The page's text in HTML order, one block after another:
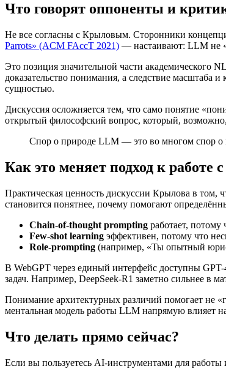
Что говорят оппоненты и
Не все согласны с Крыловым. Сторонники
Parrots» (ACM FAccT 2021) — настаивают: LLM не
Это позиция значительной части академического
доказательство понимания, а следствие масштаба
сущностью.
Дискуссия осложняется тем, что само понятие
открытый философский вопрос, который,
Спор о природе LLM — это во многом спор о
Как это меняет подход к работе
Практическая ценность дискуссии Крылова в том,
становится понятнее, почему помогают
Chain-of-thought prompting работает, потому
Few-shot learning эффективен, потому что
Role-prompting (например, «Ты опытный
В WebGPT через единый интерфейс доступны
задач. Например, DeepSeek-R1 заметно сильнее в
Понимание архитектурных различий помогает не
ментальная модель работы LLM напрямую влияет
Что делать прямо сейчас?
Если вы пользуетесь AI-инструментами для